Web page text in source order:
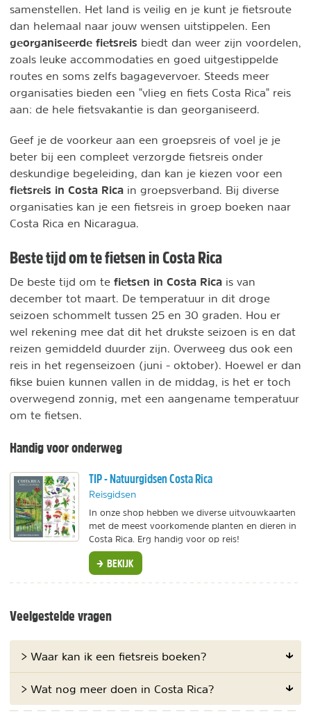
samenstellen. Het land is veilig en je kunt je fietsroute
dan helemaal naar jouw wensen uitstippelen. Een
georganiseerde fietsreis biedt dan weer zijn voordelen,
zoals leuke accommodaties en goed uitgestippelde
routes en soms zelfs bagagevervoer. Steeds meer
organisaties bieden een "vlieg en fiets Costa Rica" reis
aan: de hele fietsvakantie is dan georganiseerd.
Geef je de voorkeur aan een groepsreis of voel je je
beter bij een compleet verzorgde fietsreis onder
deskundige begeleiding, dan kan je kiezen voor een
fietsreis in Costa Rica in groepsverband. Bij diverse
organisaties kan je een fietsreis in groep boeken naar
Costa Rica en Nicaragua.
Beste tijd om te fietsen in Costa Rica
De beste tijd om te fietsen in Costa Rica is van
december tot maart. De temperatuur in dit droge
seizoen schommelt tussen 25 en 30 graden. Hou er
wel rekening mee dat dit het drukste seizoen is en dat
reizen gemiddeld duurder zijn. Overweeg dus ook een
reis in het regenseizoen (juni - oktober). Hoewel er dan
fikse buien kunnen vallen in de middag, is het er toch
overwegend zonnig, met een aangename temperatuur
om te fietsen.
Handig voor onderweg
TIP - Natuurgidsen Costa Rica
Reisgidsen
In onze shop hebben we diverse uitvouwkaarten
met de meest voorkomende planten en dieren in
Costa Rica. Erg handig voor op reis!
BEKIJK
Veelgestelde vragen
> Waar kan ik een fietsreis boeken?
> Wat nog meer doen in Costa Rica?